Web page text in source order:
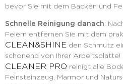
bevor Sie mit dem Backen und
Schnelle Reinigung danach:
Feiern entfernen Sie mit dem
CLEAN&SHINE den Schmutz
schonend von Ihrer Arbeitsplatte!
CLEANER PRO reinigt alle
Feinsteinzeug, Marmor und